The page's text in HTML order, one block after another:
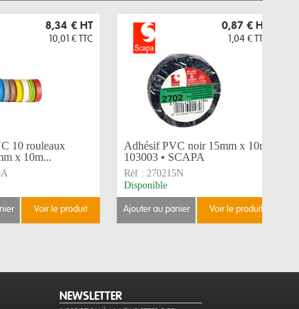
8,34 € HT
10,01 € TTC
10 rouleaux
x 10m...
voir le produit
0,87 € HT
1,04 € TTC
Adhésif PVC noir 15mm x 10m
103003 • SCAPA
Réf : 270215N
Disponible
ajouter au panier voir le produit
NEWSLETTER